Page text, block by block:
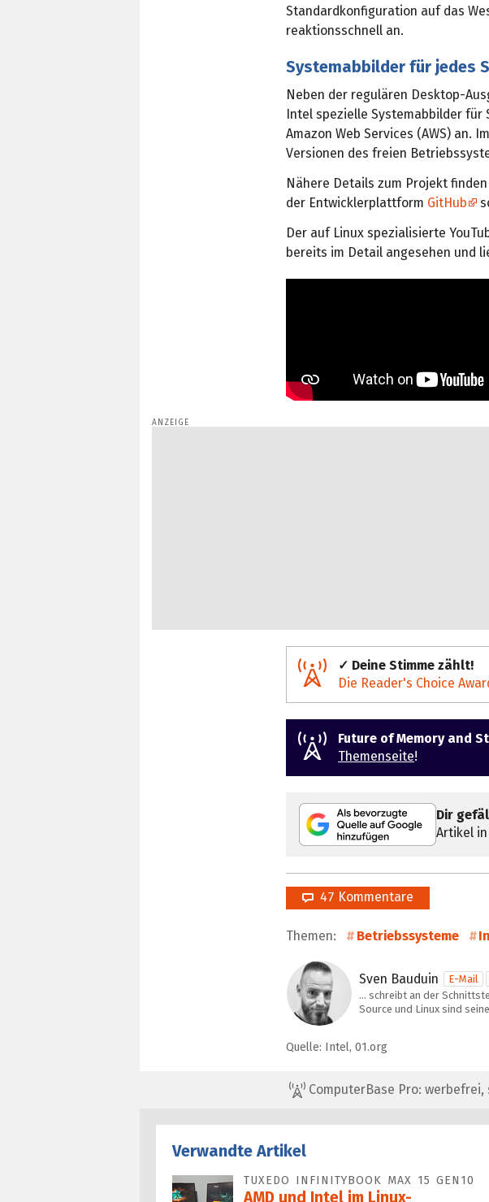
Standardkonfiguration auf das
reaktionsschnell an.
Systemabbilder für jedes
Neben der regulären Desktop-
Intel spezielle Systemabbilder für
Amazon Web Services (AWS) an. Im
Versionen des freien
Nähere Details zum Projekt
der Entwicklerplattform GitHub
Der auf Linux spezialisierte
bereits im Detail angesehen und
✓ Deine Stimme zählt!
Die Reader's Choice
Future of Memory and
Themenseite!
Dir
Artikel
47 Kommentare
Themen: Betriebssysteme
Sven Bauduin E-Mail
… schreibt an der
Source und Linux sind
Quelle: Intel, 01.org
ComputerBase Pro:
Verwandte Artikel
TUXEDO INFINITYBOOK MAX 15 GEN10
AMD und Intel im Linux-